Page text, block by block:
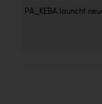
PA_KEBA launcht